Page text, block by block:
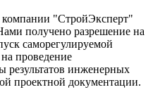
компании "СтройЭксперт"
получено разрешение на
саморегулируемой
проведение
результатов инженерных
проектной документации.